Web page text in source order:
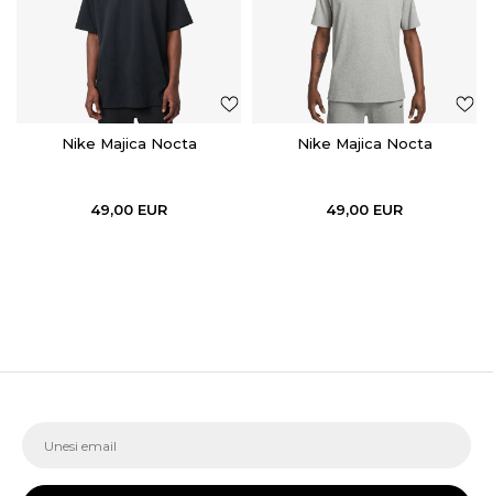
Nike Majica Nocta
49,00 EUR
Nike Majica Nocta
49,00 EUR